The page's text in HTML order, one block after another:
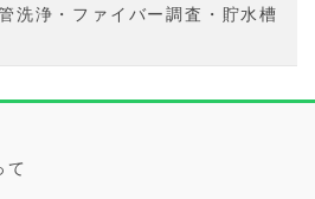
洗浄・ファイバー調査・貯水槽
て